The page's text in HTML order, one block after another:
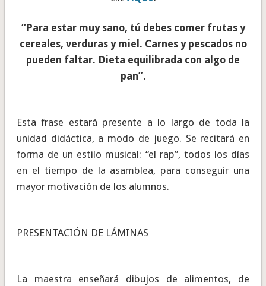
“Para estar muy sano, tú debes comer frutas y
cereales, verduras y miel. Carnes y pescados no
pueden faltar. Dieta equilibrada con algo de
pan”.
Esta frase estará presente a lo largo de toda la
unidad didáctica, a modo de juego. Se recitará en
forma de un estilo musical: “el rap”, todos los días
en el tiempo de la asamblea, para conseguir una
mayor motivación de los alumnos.
PRESENTACIÓN DE LÁMINAS
La maestra enseñará dibujos de alimentos, de